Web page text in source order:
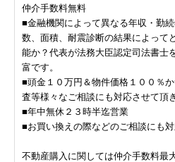
仲介手数料無料
■金融機関によって異なる年収・勤
数、面積、耐震診断の結果によって
能か？代表が法務大臣認定司法書士
富です。
■頭金１０万円＆物件価格１００％
査等様々なご相談にも対応させて頂
■年中無休２３時半迄営業
■お買い換えの際などのご相談にも対
不動産購入に関しては仲介手数料最